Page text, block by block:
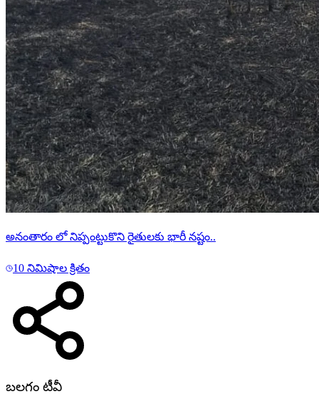
అనంతారం లో నిప్పంట్టుకొని రైతులకు భారీ నష్టం..
10 నిమిషాల క్రితం
బలగం టీవీ